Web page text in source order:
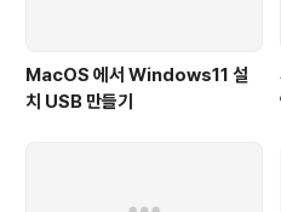
MacOS 에서 Windows11 설
치 USB 만들기